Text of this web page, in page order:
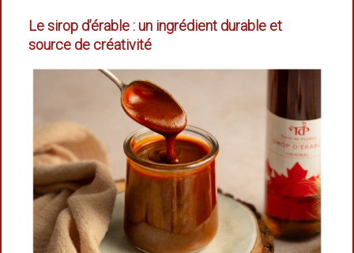
Le sirop d’érable : un ingrédient durable et
source de créativité